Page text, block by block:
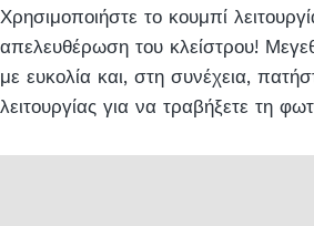
Χρησιμοποιήστε το κουμπί
απελευθέρωση του κλείστρου!
με ευκολία και, στη συνέχεια,
λειτουργίας για να τραβήξετε τη